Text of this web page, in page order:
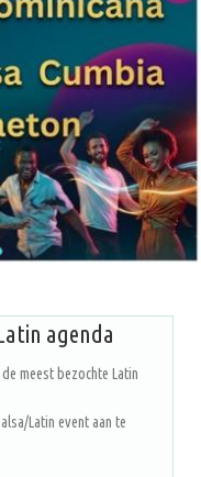
agenda
meest bezochte Latin
Latin event aan te